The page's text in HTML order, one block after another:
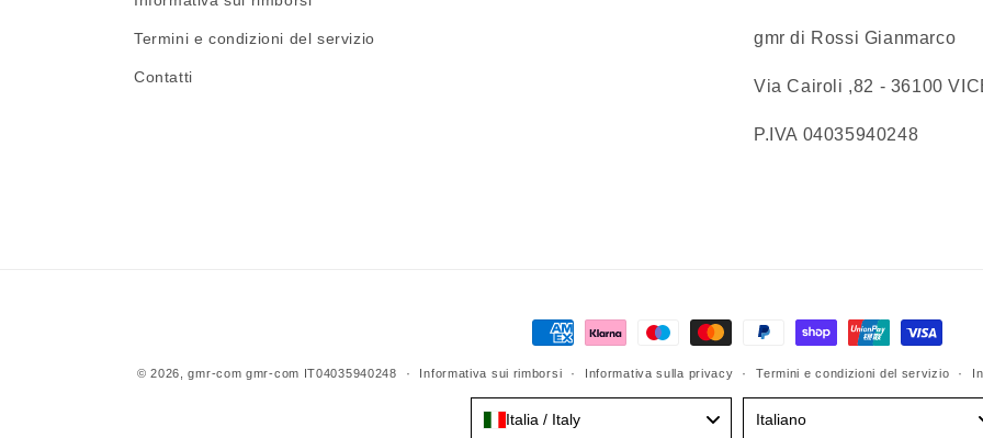
Termini e condizioni del servizio
Contatti
gmr di Rossi Gianmarco
Via Cairoli ,82 -
P.IVA 04035940248
Metodi
pagamento
© 2026,gmr-com gmr-com IT04035940248 Informativa sui rimborsi Informativa sulla privacy Termini e condizioni del servizio
Italia / Italy Italiano